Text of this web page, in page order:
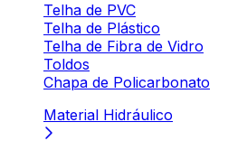
Telha de PVC
Telha de Plástico
Telha de Fibra de Vidro
Toldos
Chapa de Policarbonato
Material Hidráulico